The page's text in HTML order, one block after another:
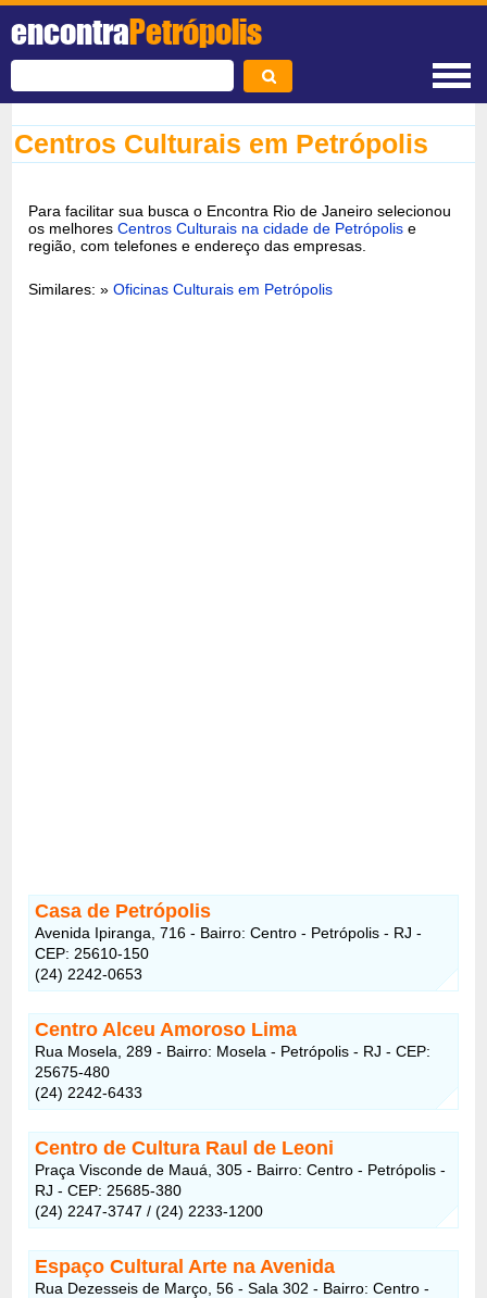
encontraPetrópolis
Centros Culturais em Petrópolis
Para facilitar sua busca o Encontra Rio de Janeiro selecionou
os melhoresCentros Culturais na cidade de Petrópolis e
região, com telefones e endereço das empresas.
Similares: »Oficinas Culturais em Petrópolis
Casa de Petrópolis
Avenida Ipiranga, 716 - Bairro: Centro - Petrópolis - RJ -
CEP: 25610-150
(24) 2242-0653
Centro Alceu Amoroso Lima
Rua Mosela, 289 - Bairro: Mosela - Petrópolis - RJ - CEP:
25675-480
(24) 2242-6433
Centro de Cultura Raul de Leoni
Praça Visconde de Mauá, 305 - Bairro: Centro - Petrópolis -
RJ - CEP: 25685-380
(24) 2247-3747 / (24) 2233-1200
Espaço Cultural Arte na Avenida
Rua Dezesseis de Março, 56 - Sala 302 - Bairro: Centro -